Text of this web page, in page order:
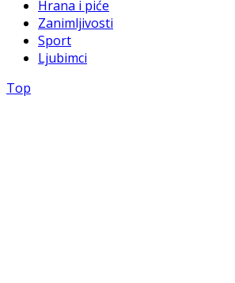
Hrana i piće
Zanimljivosti
Sport
Ljubimci
Top